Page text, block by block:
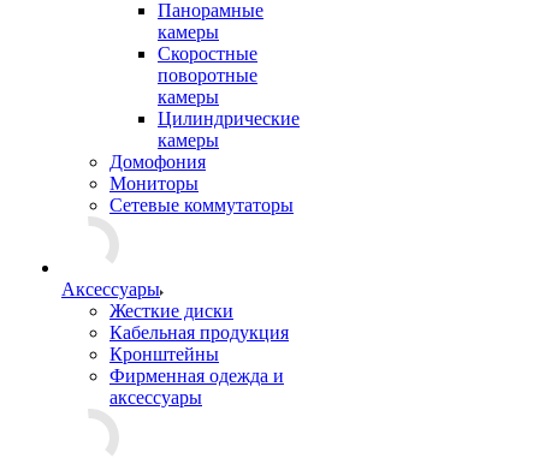
Панорамные
камеры
Скоростные
поворотные
камеры
Цилиндрические
камеры
Домофония
Мониторы
Сетевые коммутаторы
Аксессуары
Жесткие диски
Кабельная продукция
Кронштейны
Фирменная одежда и
аксессуары